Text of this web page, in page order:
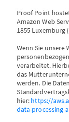
Proof Point
Amazon Web
1855 Luxemburg
Wenn Sie unsere
verarbeitet.
das
werden. Die
hier: https://
data-processing-